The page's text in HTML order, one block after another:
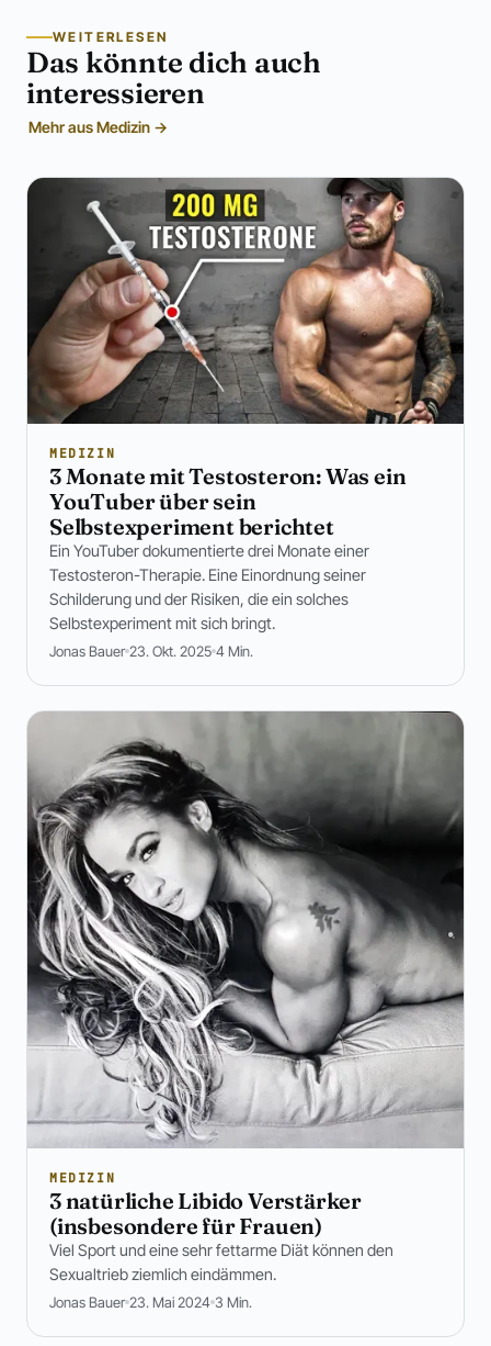
WEITERLESEN
Das könnte dich auch
interessieren
Mehr aus Medizin →
MEDIZIN
3 Monate mit Testosteron: Was ein
YouTuber über sein
Selbstexperiment berichtet
Ein YouTuber dokumentierte drei Monate einer
Testosteron-Therapie. Eine Einordnung seiner
Schilderung und der Risiken, die ein solches
Selbstexperiment mit sich bringt.
Jonas Bauer 23. Okt. 2025 4 Min.
MEDIZIN
3 natürliche Libido Verstärker
(insbesondere für Frauen)
Viel Sport und eine sehr fettarme Diät können den
Sexualtrieb ziemlich eindämmen.
Jonas Bauer 23. Mai 2024 3 Min.